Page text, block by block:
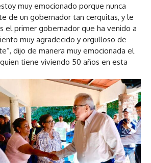
muy emocionado porque nunca
de un gobernador tan cerquitas, y le
el primer gobernador que ha venido a
muy agradecido y orgulloso de
dijo de manera muy emocionada el
tiene viviendo 50 años en esta